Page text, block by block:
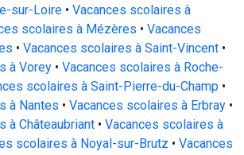
sur-Loire • Vacances scolaires à
scolaires à Mézères • Vacances
• Vacances scolaires à Saint-Vincent •
à Vorey • Vacances scolaires à Roche-
scolaires à Saint-Pierre-du-Champ •
à Nantes • Vacances scolaires à Erbray •
à Châteaubriant • Vacances scolaires à
scolaires à Noyal-sur-Brutz • Vacances